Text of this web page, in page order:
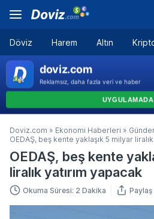
Döviz Harem Altın
Doviz.com » Ekonomi Haberleri »
OEDAŞ, beş kente yaklaşık 5 milyar
OEDAŞ, beş kente
liralık yatırım yapacak
Okuma Süresi: 2 Dakika Paylaş